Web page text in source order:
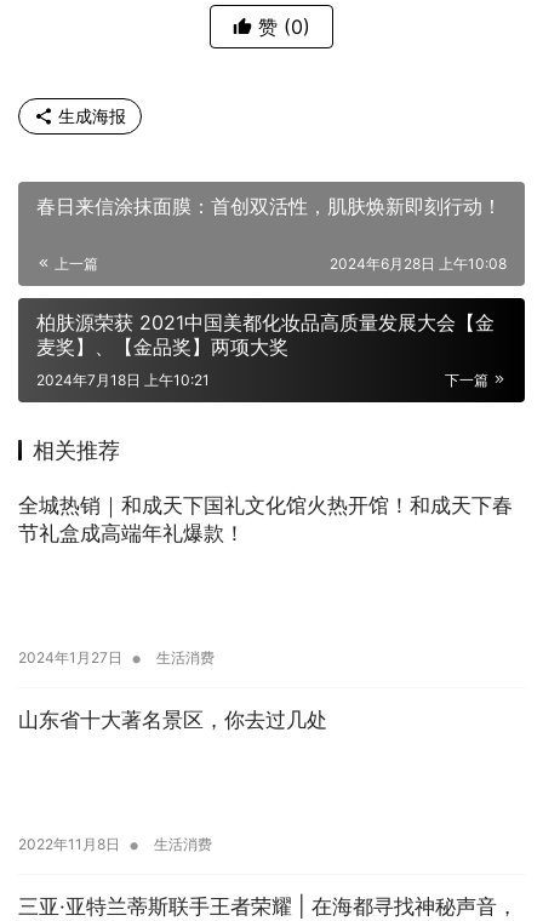
赞 (0)
生成海报
春日来信涂抹面膜：首创双活性，肌肤焕新即刻行动！
上一篇 2024年6月28日 上午10:08
柏肤源荣获 2021中国美都化妆品高质量发展大会【金
麦奖】、【金品奖】两项大奖
下一篇
2024年7月18日 上午10:21
相关推荐
全城热销｜和成天下国礼文化馆火热开馆！和成天下春
节礼盒成高端年礼爆款！
2024年1月27日 • 生活消费
山东省十大著名景区，你去过几处
2022年11月8日 • 生活消费
三亚·亚特兰蒂斯联手王者荣耀 | 在海都寻找神秘声音，